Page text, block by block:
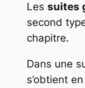
Les suites
second
chapitre.
Dans une
s’obtient